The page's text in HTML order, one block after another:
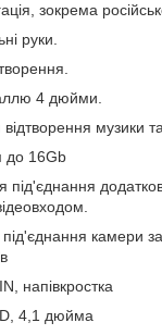
зокрема
руки.
4 дюйми.
музики
до 16Gb
під'єднання
під'єднання камери
напівкростка
4,1 дюйма